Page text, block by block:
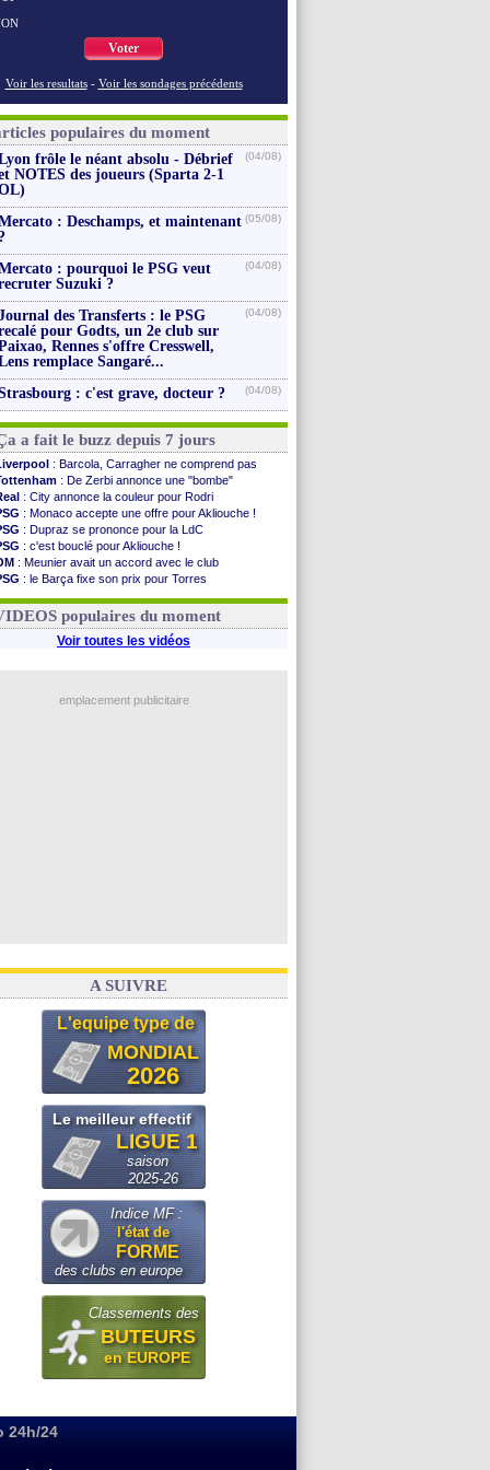
Voter
Voir les resultats - Voir les sondages précédents
populaires du moment
frôle le néant absolu - Débrief
NOTES des joueurs (Sparta 2-1
(04/08)
: Deschamps, et maintenant (05/08)
: pourquoi le PSG veut
Suzuki ?
(04/08)
des Transferts : le PSG
pour Godts, un 2e club sur
Rennes s'offre Cresswell,
remplace Sangaré...
(04/08)
: c'est grave, docteur ? (04/08)
a fait le buzz depuis 7 jours
: Barcola, Carragher ne comprend pas
: De Zerbi annonce une "bombe"
: City annonce la couleur pour Rodri
: Monaco accepte une offre pour Akliouche !
: Dupraz se prononce pour la LdC
: c'est bouclé pour Akliouche !
: Meunier avait un accord avec le club
: le Barça fixe son prix pour Torres
: Torres souhaite rejoindre le PSG !
populaires du moment
Voir toutes les vidéos
emplacement publicitaire
A SUIVRE
L'equipe type de
MONDIAL
2026
Le meilleur effectif
LIGUE 1
saison
2025-26
Indice MF :
l'état de
FORME
des clubs en europe
Classements des
BUTEURS
en EUROPE
24h/24